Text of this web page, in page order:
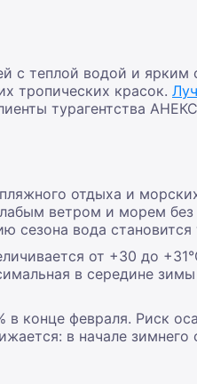
с теплой водой и ярким
тропических красок.
турагентства
отдыха и
ветром и морем
вода становится
от +30 до
в середине
конце февраля. Риск
в начале